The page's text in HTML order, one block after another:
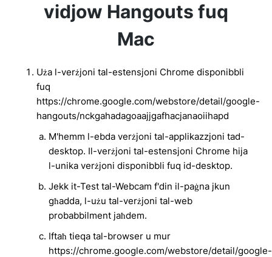
vidjow Hangouts fuq
Mac
Uża l-verżjoni tal-estensjoni Chrome disponibbli
fuq
https://chrome.google.com/webstore/detail/google-
hangouts/nckgahadagoaajjgafhacjanaoiihapd
M'hemm l-ebda verżjoni tal-applikazzjoni tad-
desktop. Il-verżjoni tal-estensjoni Chrome hija
l-unika verżjoni disponibbli fuq id-desktop.
Jekk it-Test tal-Webcam f'din il-paġna jkun
għadda, l-użu tal-verżjoni tal-web
probabbilment jaħdem.
Iftaħ tieqa tal-browser u mur
https://chrome.google.com/webstore/detail/google-